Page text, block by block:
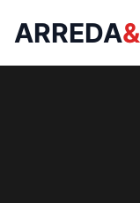
ARREDA&